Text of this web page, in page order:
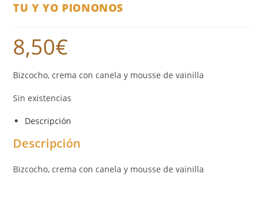
TU Y YO PIONONOS
8,50€
Bizcocho, crema con canela y mousse de vainilla
Sin existencias
Descripción
Descripción
Bizcocho, crema con canela y mousse de vainilla